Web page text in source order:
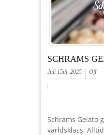
SCHRAMS
Juli 15th, 2025 Off
Schrams Gelato
världsklass.